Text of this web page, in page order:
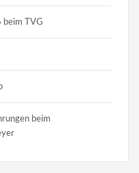
beim TVG
beim